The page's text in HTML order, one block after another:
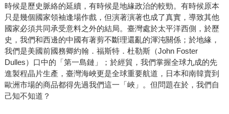
時候是歷史脈絡的延續，有時候是地緣政治的較勁。有時候原本
只是幾個國家領袖逢場作戲，但演著演著也成了真實，導致其他
國家必須共同承受意料之外的結局。臺灣處於太平洋西側，於歷
史，我們和西邊的中國有著剪不斷理還亂的渾沌關係；於地緣，
我們是美國前國務卿約翰．福斯特．杜勒斯（John Foster
Dulles）口中的「第一島鏈」；於經貿，我們掌握全球九成的先
進製程晶片生產，臺灣海峽更是全球重要航道，日本和南韓賣到
歐洲市場的商品都得先過我們這一「峽」。但問題在於，我們自
己知不知道？